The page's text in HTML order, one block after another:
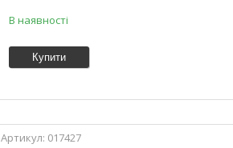
В наявності
Купити
017427